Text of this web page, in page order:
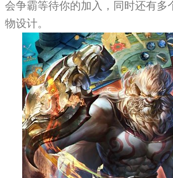
会争霸等待你的加入，同时还有
物设计。